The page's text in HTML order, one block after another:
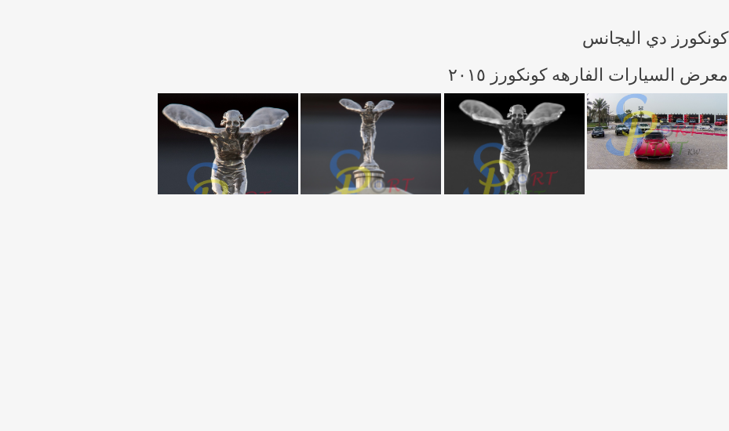
كونكورز دي اليجانس
معرض السيارات الفارهه كونكورز ٢٠١٥